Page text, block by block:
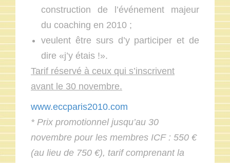
construction de l’événement majeur
du coaching en 2010 ;
veulent être surs d’y participer et de
dire «j’y étais !».
Tarif réservé à ceux qui s’inscrivent
avant le 30 novembre.
www.eccparis2010.com
* Prix promotionnel jusqu’au 30
novembre pour les membres ICF : 550 €
(au lieu de 750 €), tarif comprenant la